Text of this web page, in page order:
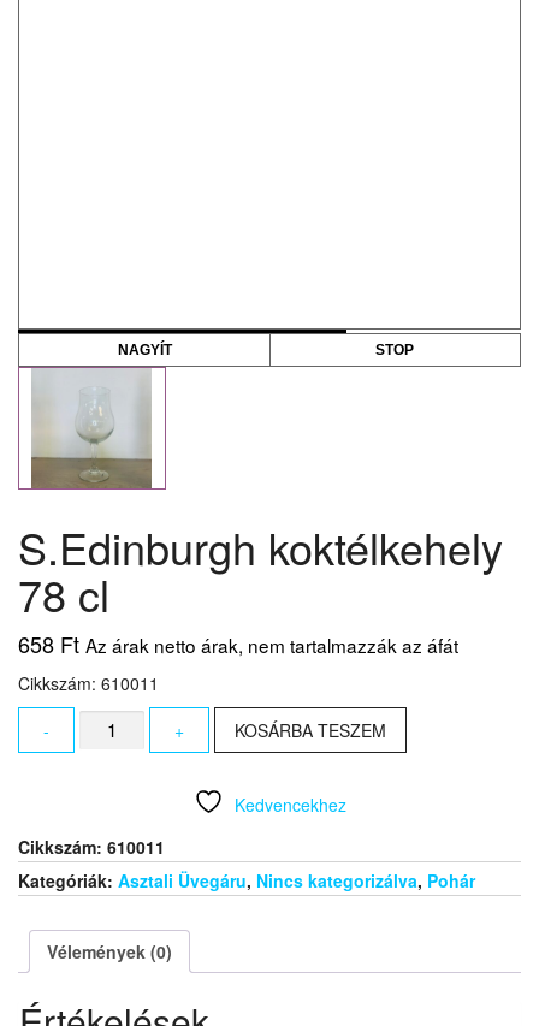
NAGYÍT STOP
S.Edinburgh koktélkehely
78 cl
658 Ft Az árak netto árak, nem tartalmazzák az áfát
Cikkszám: 610011
-
S.Edinburgh
koktélkehely
+ KOSÁRBA TESZEM
Kedvencekhez
Cikkszám: 610011
Kategóriák: Asztali Üvegáru, Nincs kategorizálva, Pohár
Vélemények (0)